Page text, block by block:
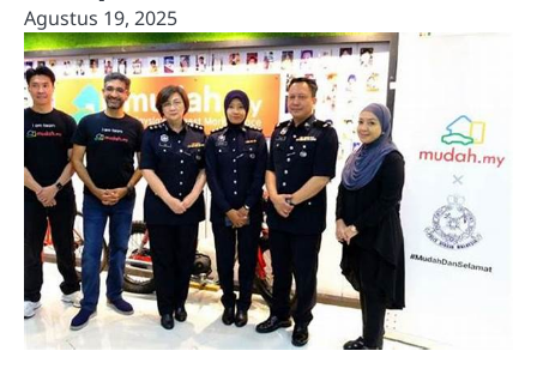
Agustus 19, 2025